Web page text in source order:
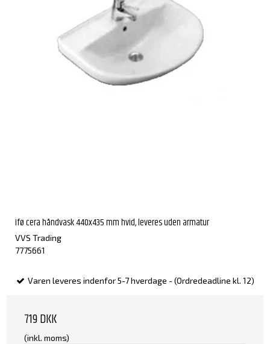
Ifø cera håndvask 440x435 mm hvid, leveres uden armatur
VVS Trading
7775661
Varen leveres indenfor 5-7 hverdage - (Ordredeadline kl. 12)
719 DKK
(inkl. moms)